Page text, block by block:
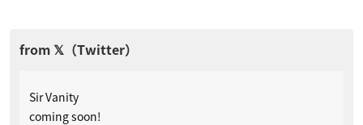
Sir Vanity
coming soon!